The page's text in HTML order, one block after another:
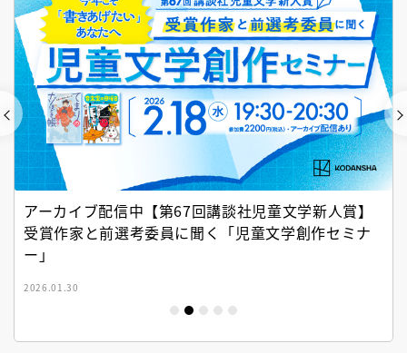
アーカイブ配信中【第67回講談社児童文学新人賞】
受賞作家と前選考委員に聞く「児童文学創作セミナ
ー」
2026.01.30